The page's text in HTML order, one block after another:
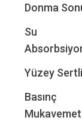
Donma
Su
Yüzey
Basınç